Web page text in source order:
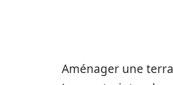
Aménager une